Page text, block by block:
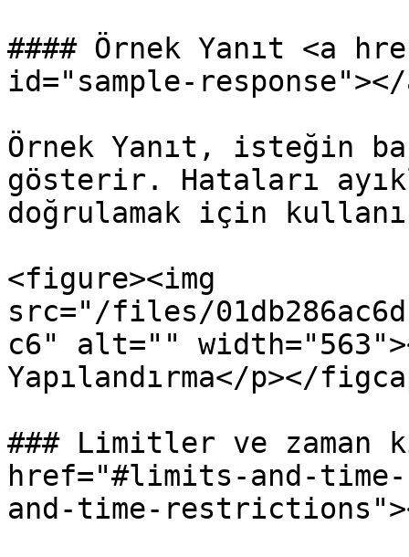
#### Örnek Yanıt <a
id="sample-response"></
Örnek Yanıt, isteğin
gösterir. Hataları
doğrulamak için
<figure><img
src="/files/
c6" alt=""
Yapılandırma</p></
### Limitler ve zaman
href="#limits-and-
and-time-